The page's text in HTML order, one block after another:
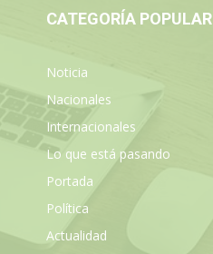
CATEGORÍA POPULAR
Noticia
Nacionales
Internacionales
Lo que está pasando
Portada
Política
Actualidad